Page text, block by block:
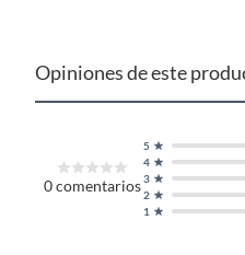
Opiniones de este
0comentarios
1
2
3
4
5